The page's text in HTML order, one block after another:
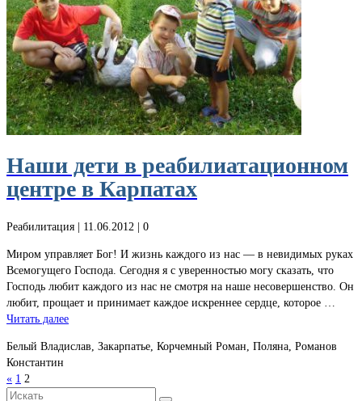
Наши дети в реабилиатационном
центре в Карпатах
Реабилитация | 11.06.2012 | 0
Миром управляет Бог! И жизнь каждого из нас — в невидимых руках
Всемогущего Господа. Сегодня я с уверенностью могу сказать, что
Господь любит каждого из нас не смотря на наше несовершенство. Он
любит, прощает и принимает каждое искреннее сердце, которое …
Читать далее
Белый Владислав, Закарпатье, Корчемный Роман, Поляна, Романов
Константин
« 1 2
Искать: